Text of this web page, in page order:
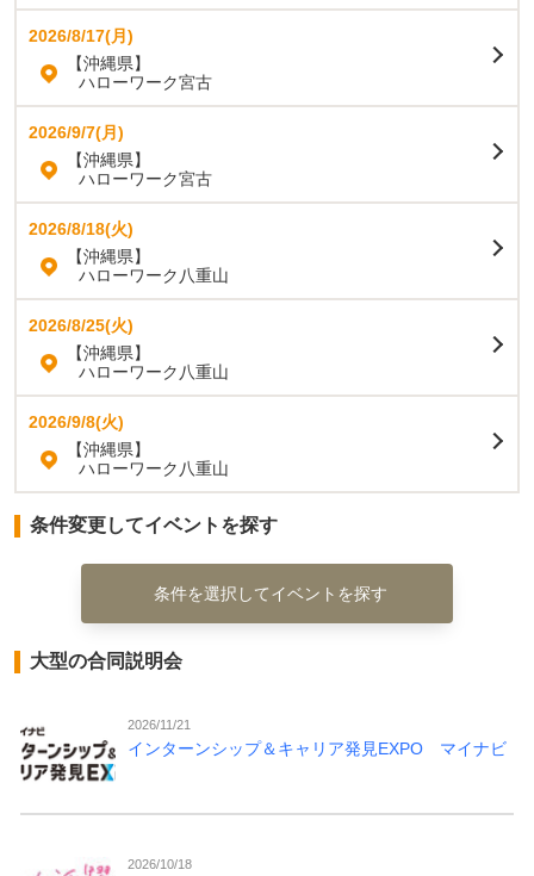
2026/8/17(月)
【沖縄県】
ハローワーク宮古
2026/9/7(月)
【沖縄県】
ハローワーク宮古
2026/8/18(火)
【沖縄県】
ハローワーク八重山
2026/8/25(火)
【沖縄県】
ハローワーク八重山
2026/9/8(火)
【沖縄県】
ハローワーク八重山
条件変更してイベントを探す
条件を選択してイベントを探す
大型の合同説明会
2026/11/21
インターンシップ＆キャリア発見EXPO マイナビ
2026/10/18